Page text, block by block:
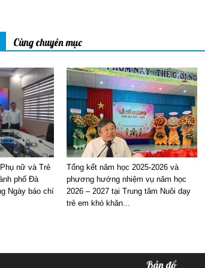
Cùng chuyên mục
nữ và Trẻ
phố Đà
Ngày báo chí
Tổng kết năm học 2025-2026 và
phương hướng nhiệm vụ năm học
2026 – 2027 tại Trung tâm Nuôi dạy
trẻ em khó khăn...
Bản đồ